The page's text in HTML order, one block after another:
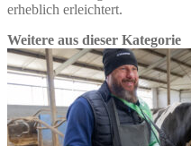
erheblich erleichtert.
Weitere aus dieser Kategorie